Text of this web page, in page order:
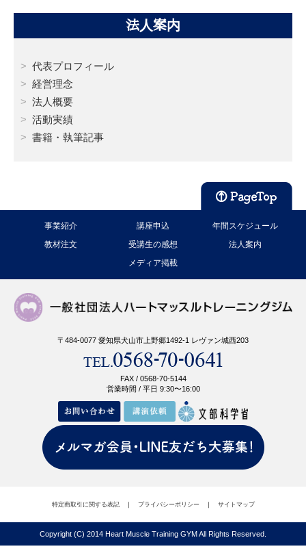
法人案内
代表プロフィール
経営理念
法人概要
活動実績
書籍・執筆記事
事業紹介 講座申込
年間スケジュール
教材注文
受講生の感想
法人案内
メディア掲載
〒484-0077 愛知県犬山市上野郷1492-1 レヴァン城西203
FAX / 0568-70-5144
営業時間 / 平日 9:30〜16:00
特定商取引に関する表記 ｜ プライバシーポリシー｜ サイトマップ
Copyright (C) 2014 Heart Muscle Training GYM All Rights Reserved.